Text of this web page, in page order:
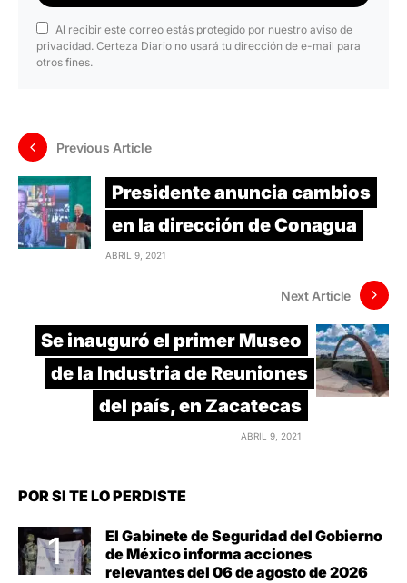
Al recibir este correo estás protegido por nuestro aviso de
privacidad. Certeza Diario no usará tu dirección de e-mail para
otros fines.
Previous Article
Presidente anuncia cambios
en la dirección de Conagua
ABRIL 9, 2021
Next Article
Se inauguró el primer Museo
de la Industria de Reuniones
del país, en Zacatecas
ABRIL 9, 2021
POR SI TE LO PERDISTE
El Gabinete de Seguridad del Gobierno
de México informa acciones
relevantes del 06 de agosto de 2026